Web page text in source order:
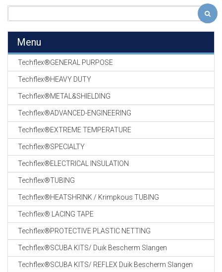
Menu
Techflex®GENERAL PURPOSE
Techflex®HEAVY DUTY
Techflex®METAL&SHIELDING
Techflex®ADVANCED-ENGINEERING
Techflex®EXTREME TEMPERATURE
Techflex®SPECIALTY
Techflex®ELECTRICAL INSULATION
Techflex®TUBING
Techflex®HEATSHRINK / Krimpkous TUBING
Techflex® LACING TAPE
Techflex®PROTECTIVE PLASTIC NETTING
Techflex®SCUBA KITS/ Duik Bescherm Slangen
Techflex®SCUBA KITS/ REFLEX Duik Bescherm Slangen